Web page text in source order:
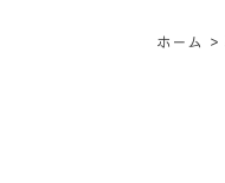
ホーム >